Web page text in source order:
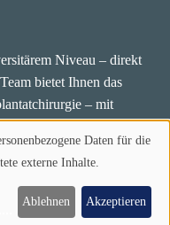
Niveau – direkt
bietet Ihnen das
– mit
Betreuung.
Präzise. Menschlich.
Daten für die
externe Inhalte
Ablehnen Akzeptieren